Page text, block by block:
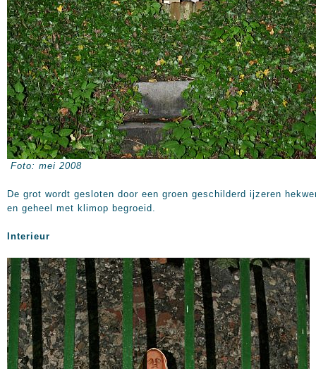
Foto: mei 2008
De grot wordt gesloten door een groen geschilderd ijzeren
en geheel met klimop begroeid.
Interieur